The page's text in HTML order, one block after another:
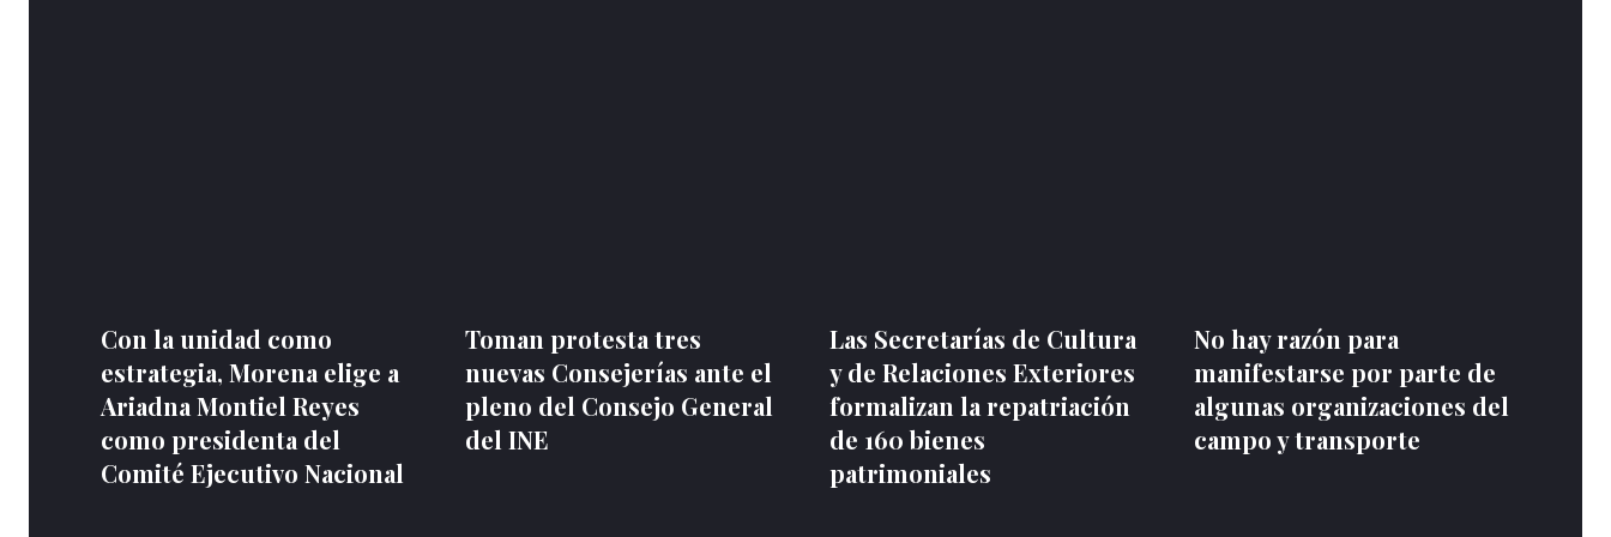
Con la unidad como
estrategia, Morena elige a
Ariadna Montiel Reyes
como presidenta del
Comité Ejecutivo Nacional
Toman protesta tres
nuevas Consejerías ante el
pleno del Consejo General
del INE
Las Secretarías de Cultura
y de Relaciones Exteriores
formalizan la repatriación
de 160 bienes
patrimoniales
No hay razón para
manifestarse por parte de
algunas organizaciones del
campo y transporte